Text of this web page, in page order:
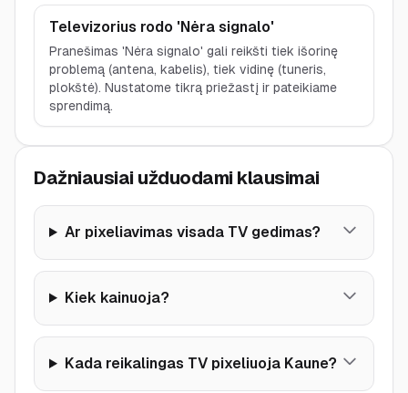
Televizorius rodo 'Nėra signalo'
Pranešimas 'Nėra signalo' gali reikšti tiek išorinę
problemą (antena, kabelis), tiek vidinę (tuneris,
plokštė). Nustatome tikrą priežastį ir pateikiame
sprendimą.
Dažniausiai užduodami klausimai
Ar pixeliavimas visada TV gedimas?
Kiek kainuoja?
Kada reikalingas TV pixeliuoja Kaune?